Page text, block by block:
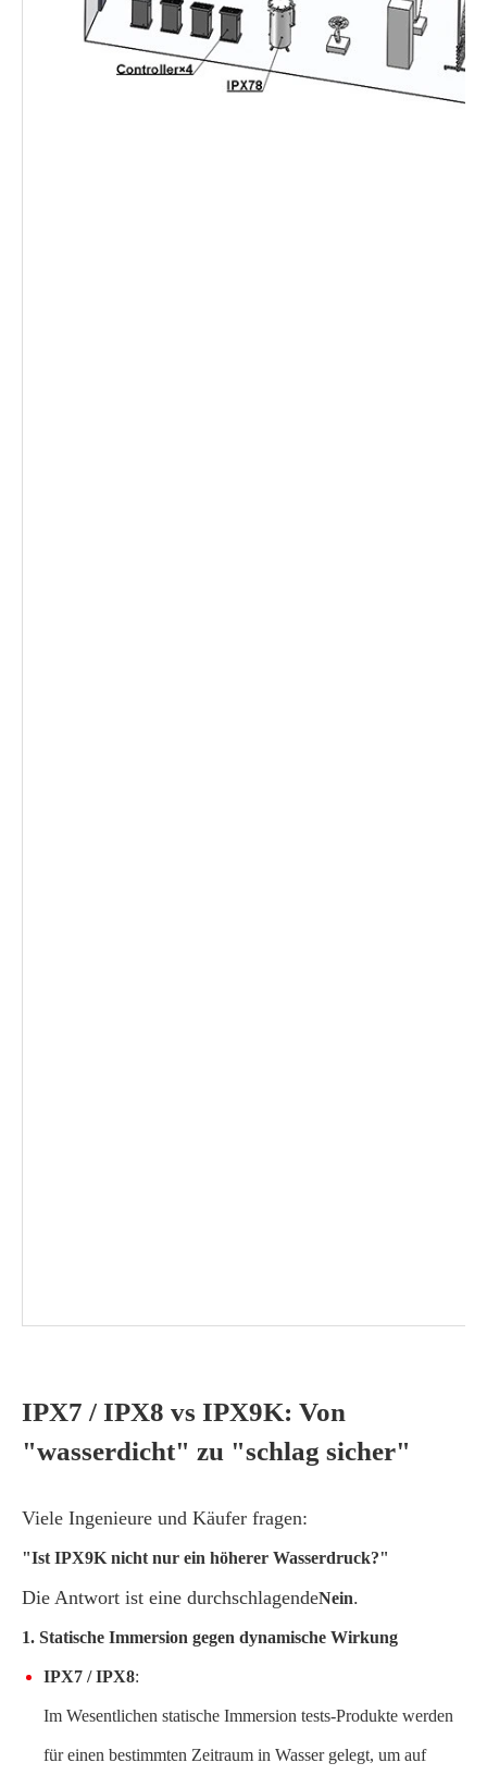
IPX7 / IPX8 vs IPX9K: Von
"wasserdicht" zu "schlag sicher"
Viele Ingenieure und Käufer fragen:
"Ist IPX9K nicht nur ein höherer Wasserdruck?"
Die Antwort ist eine durchschlagendeNein.
1. Statische Immersion gegen dynamische Wirkung
IPX7 / IPX8:
Im Wesentlichen statische Immersion tests-Produkte werden
für einen bestimmten Zeitraum in Wasser gelegt, um auf